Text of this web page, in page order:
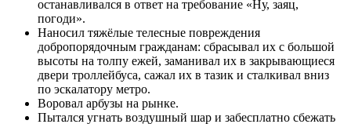
останавливался в ответ на требование «Ну, заяц,
погоди».
Наносил тяжёлые телесные повреждения
добропорядочным гражданам: сбрасывал их с большой
высоты на толпу ежей, заманивал их в закрывающиеся
двери троллейбуса, сажал их в тазик и сталкивал вниз
по эскалатору метро.
Воровал арбузы на рынке.
Пытался угнать воздушный шар и забесплатно сбежать